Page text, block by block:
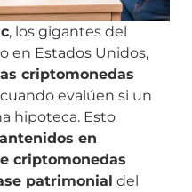
, los gigantes del
en Estados Unidos,
criptomonedas
cuando evalúen si un
hipoteca. Esto
en
criptomonedas
patrimonial del